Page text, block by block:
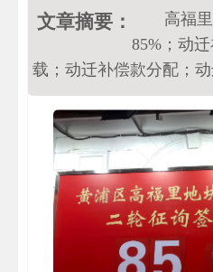
文章摘要：
高福
85%；动
载；动迁补偿款分配；